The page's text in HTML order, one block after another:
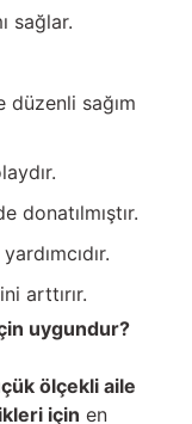
sağlar.
sağım
donatılmıştır.
arttırır.
uygundur?
ölçekli aile
için en